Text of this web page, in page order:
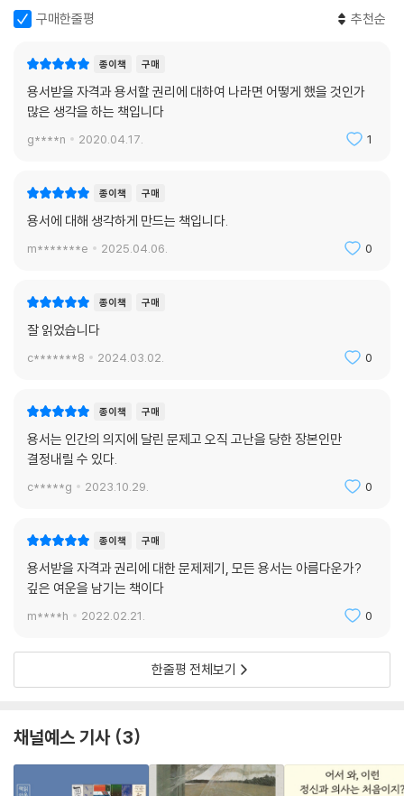
서하는 것이 인간의 도리 아닐까? 게다가 그는 지금 죽어가고 있다. 나는
그에게 최후의 자비를 베풀 수 있는 유일한 인간이다……. 하지만 무슨 자
격으로? 이미 죽어버린 수백만의 유대인들은 내게 용서의 권한을 준 적이
채 병실을 나서는 것이었다.
카를은 결국 용서받지 못한 채 숨을 거두었고, 비젠탈은 그날의 기억에서
좀처럼 벗어나지 못한다. 수용소 동료들에게 그날의 일을 털어놓지만 돌아
오는 건 “그놈의 용서 타령 좀 그만하라”는 핀잔뿐이다. 내일을 기약할 수
없는, “30분 뒤면 자유가 찾아오겠지만 그보다 15분 전에 죽음이 먼저 찾
학적 냉소에 빠진 유대인들에게 용서나 화해, 인간적 연민(심지어 나치를
일이었을까, 아니면 틀린 일이었을까? 이것이야말로 한때 내 양심과 정신
적 질문이라 할 수 있다”고 말한 뒤, 그는 이렇게 묻는다. “독자들도 나와
것인가?”
그가 제목으로 삼은 ‘해바라기’는 어느 날 강제노역을 하러 가는 길에 보았
던, 나치 군인들의 무덤가에 줄지어 피어 있던 꽃이다. 땅속으로 지상의 소
식을 전해주는 전령처럼 늘어선 해바라기를 보며 비젠탈은 부러움과 비애
을까…. 그날 이후 그는 힘들고 고통스러울 때마다 해바라기를 떠올리며
징이 되었던 것이다. 집단학살의 참상을 다루면서도 탁월한 상징과 심리묘
사로 매순간 독자들을 몰입시키는 그의 글은―프리모 레비의 체험기가 그
동시에 한 편의 탁월한 문학 작품이기도 하다.
구매한줄평 추천순
종이책 구매
용서받을 자격과 용서할 권리에 대하여 나라면 어떻게 했을 것인가
많은 생각을 하는 책입니다
g****n 2020.04.17. 1
종이책 구매
용서에 대해 생각하게 만드는 책입니다.
m*******e 2025.04.06. 0
종이책 구매
잘 읽었습니다
c*******8 2024.03.02. 0
종이책 구매
용서는 인간의 의지에 달린 문제고 오직 고난을 당한 장본인만
결정내릴 수 있다.
c*****g 2023.10.29. 0
종이책 구매
용서받을 자격과 권리에 대한 문제제기, 모든 용서는 아름다운가?
깊은 여운을 남기는 책이다
m****h 2022.02.21. 0
한줄평 전체보기
채널예스 기사 3